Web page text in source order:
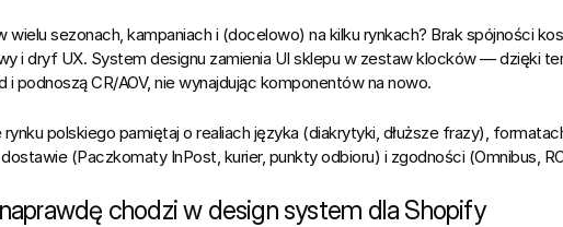
wielu sezonach, kampaniach i (docelowo) na kilku rynkach? Brak spójności
i dryf UX. System designu zamienia UI sklepu w zestaw klocków — dzięki
i podnoszą CR/AOV, nie wynajdując komponentów na nowo.
polskiego pamiętaj o realiach języka (diakrytyki, dłuższe frazy),
(Paczkomaty InPost, kurier, punkty odbioru) i zgodności (Omnibus,
chodzi w design system dla Shopify